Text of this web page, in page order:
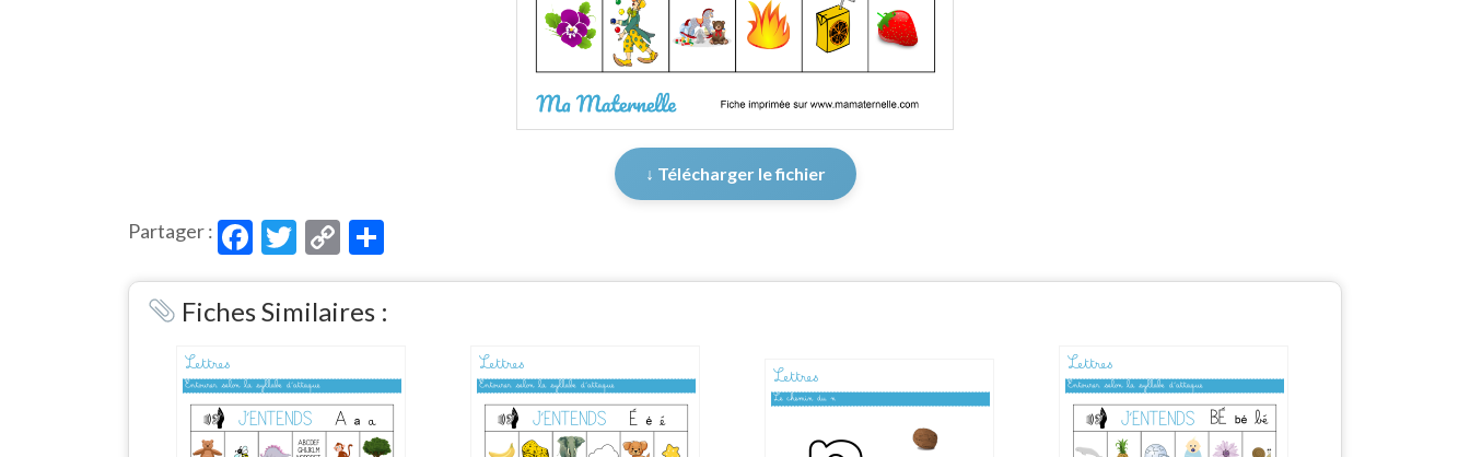
↓ Télécharger le fichier
Partager : Facebook
Twitter
Copy
Link
Fiches Similaires :